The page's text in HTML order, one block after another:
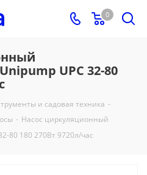
0
UPС 32-80
и садовая техника -
- Насос циркуляционный
80 180 270Вт 9720л/час